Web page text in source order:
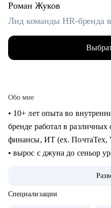
Роман Жуков
Лид команды HR-бренда
Обо мне
• 10+ лет опыта во
бренде работал в различных
финансы, ИТ (ех. ПочтаТех,
• вырос с джуна до сеньор
компаниях с нуля, создавал
концепции бренда
Специализации